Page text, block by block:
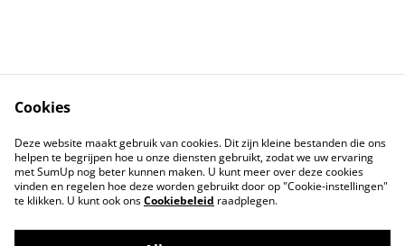
Contact
Voorwaarden
Privacybeleid
Cookiebeleid
Cookies
Deze website maakt gebruik van cookies. Dit zijn kleine bestanden die ons
helpen te begrijpen hoe u onze diensten gebruikt, zodat we uw ervaring
met SumUp nog beter kunnen maken. U kunt meer over deze cookies
vinden en regelen hoe deze worden gebruikt door op "Cookie-instellingen"
te klikken. U kunt ook onsCookiebeleid raadplegen.